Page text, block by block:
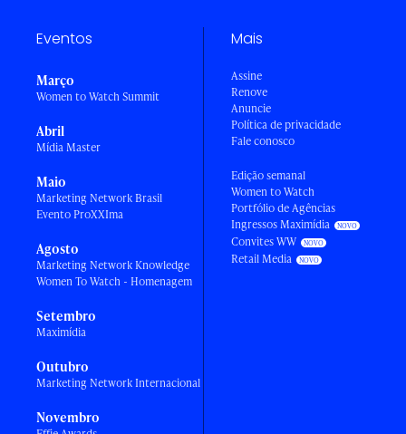
Eventos
Março
Women to Watch Summit
Abril
Mídia Master
Maio
Marketing Network Brasil
Evento ProXXIma
Agosto
Marketing Network Knowledge
Women To Watch - Homenagem
Setembro
Maximídia
Outubro
Marketing Network Internacional
Novembro
Mais
Assine
Renove
Anuncie
Política de privacidade
Fale conosco
Edição semanal
Women to Watch
Portfólio de Agências
Ingressos Maximídia
Convites WW
Retail Media